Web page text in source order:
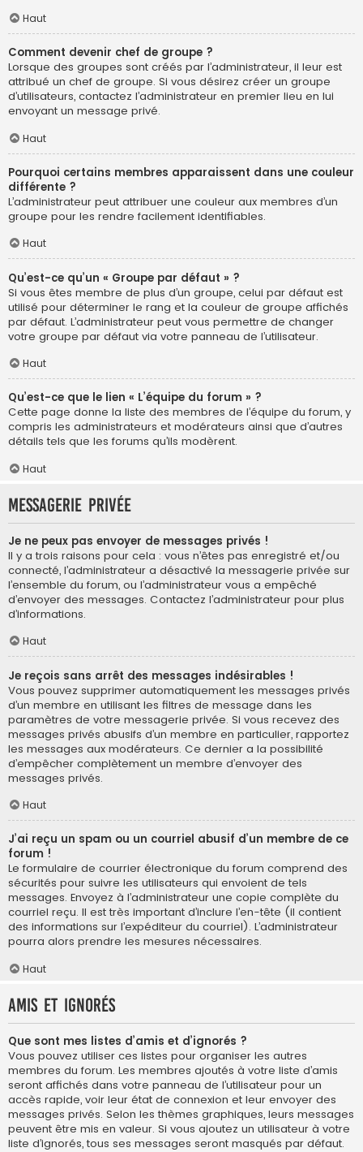
Haut
Comment devenir chef de groupe ?
Lorsque des groupes sont créés par l’administrateur, il leur est
attribué un chef de groupe. Si vous désirez créer un groupe
d’utilisateurs, contactez l’administrateur en premier lieu en lui
envoyant un message privé.
Haut
Pourquoi certains membres apparaissent dans une couleur
différente ?
L’administrateur peut attribuer une couleur aux membres d’un
groupe pour les rendre facilement identifiables.
Haut
Qu’est-ce qu’un « Groupe par défaut » ?
Si vous êtes membre de plus d’un groupe, celui par défaut est
utilisé pour déterminer le rang et la couleur de groupe affichés
par défaut. L’administrateur peut vous permettre de changer
votre groupe par défaut via votre panneau de l’utilisateur.
Haut
Qu’est-ce que le lien « L’équipe du forum » ?
Cette page donne la liste des membres de l’équipe du forum, y
compris les administrateurs et modérateurs ainsi que d’autres
détails tels que les forums qu’ils modèrent.
Haut
Messagerie privée
Je ne peux pas envoyer de messages privés !
Il y a trois raisons pour cela : vous n’êtes pas enregistré et/ou
connecté, l’administrateur a désactivé la messagerie privée sur
l’ensemble du forum, ou l’administrateur vous a empêché
d’envoyer des messages. Contactez l’administrateur pour plus
d’informations.
Haut
Je reçois sans arrêt des messages indésirables !
Vous pouvez supprimer automatiquement les messages privés
d’un membre en utilisant les filtres de message dans les
paramètres de votre messagerie privée. Si vous recevez des
messages privés abusifs d’un membre en particulier, rapportez
les messages aux modérateurs. Ce dernier a la possibilité
d’empêcher complètement un membre d’envoyer des
messages privés.
Haut
J’ai reçu un spam ou un courriel abusif d’un membre de ce
forum !
Le formulaire de courrier électronique du forum comprend des
sécurités pour suivre les utilisateurs qui envoient de tels
messages. Envoyez à l’administrateur une copie complète du
courriel reçu. Il est très important d’inclure l’en-tête (il contient
des informations sur l’expéditeur du courriel). L’administrateur
pourra alors prendre les mesures nécessaires.
Haut
Amis et ignorés
Que sont mes listes d’amis et d’ignorés ?
Vous pouvez utiliser ces listes pour organiser les autres
membres du forum. Les membres ajoutés à votre liste d’amis
seront affichés dans votre panneau de l’utilisateur pour un
accès rapide, voir leur état de connexion et leur envoyer des
messages privés. Selon les thèmes graphiques, leurs messages
peuvent être mis en valeur. Si vous ajoutez un utilisateur à votre
liste d’ignorés, tous ses messages seront masqués par défaut.